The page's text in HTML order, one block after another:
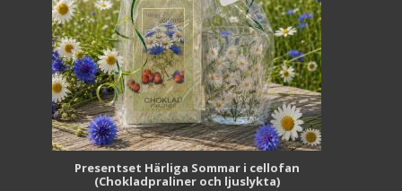
Presentset Härliga Sommar i cellofan
(Chokladpraliner och ljuslykta)